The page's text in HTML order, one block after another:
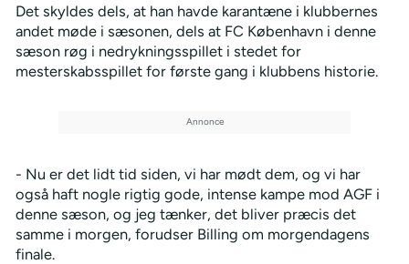
Det skyldes dels, at han havde karantæne i klubbernes
andet møde i sæsonen, dels at FC København i denne
sæson røg i nedrykningsspillet i stedet for
mesterskabsspillet for første gang i klubbens historie.
- Nu er det lidt tid siden, vi har mødt dem, og vi har
også haft nogle rigtig gode, intense kampe mod AGF i
denne sæson, og jeg tænker, det bliver præcis det
samme i morgen, forudser Billing om morgendagens
finale.